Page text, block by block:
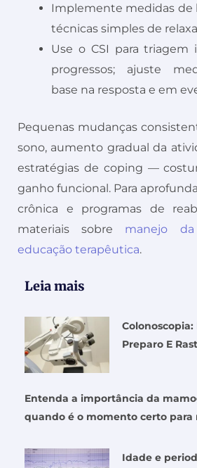
Implemente medidas de
técnicas simples de
Use o CSI para triagem
progressos; ajuste
base na resposta e em
Pequenas mudanças
sono, aumento gradual da
estratégias de coping —
ganho funcional. Para
crônica e programas de
materiais sobre manejo
educação terapêutica.
Leia mais
Preparo E
Entenda a importância da
quando é o momento certo para
Idade e